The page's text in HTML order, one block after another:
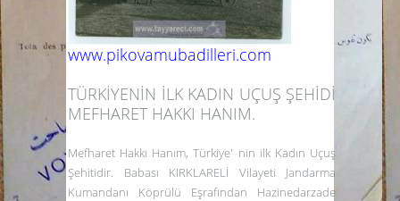
www.pikovamubadilleri.com
TÜRKİYENİN İLK KADIN UÇUŞ ŞEHİDİ
MEFHARET HAKKI HANIM.
Mefharet Hakkı Hanım, Türkiye' nin ilk Kadın Uçuş
Şehitidir. Babası KIRKLARELİ Vilayeti Jandarma
Kumandanı Köprülü Eşrafından Hazinedarzade